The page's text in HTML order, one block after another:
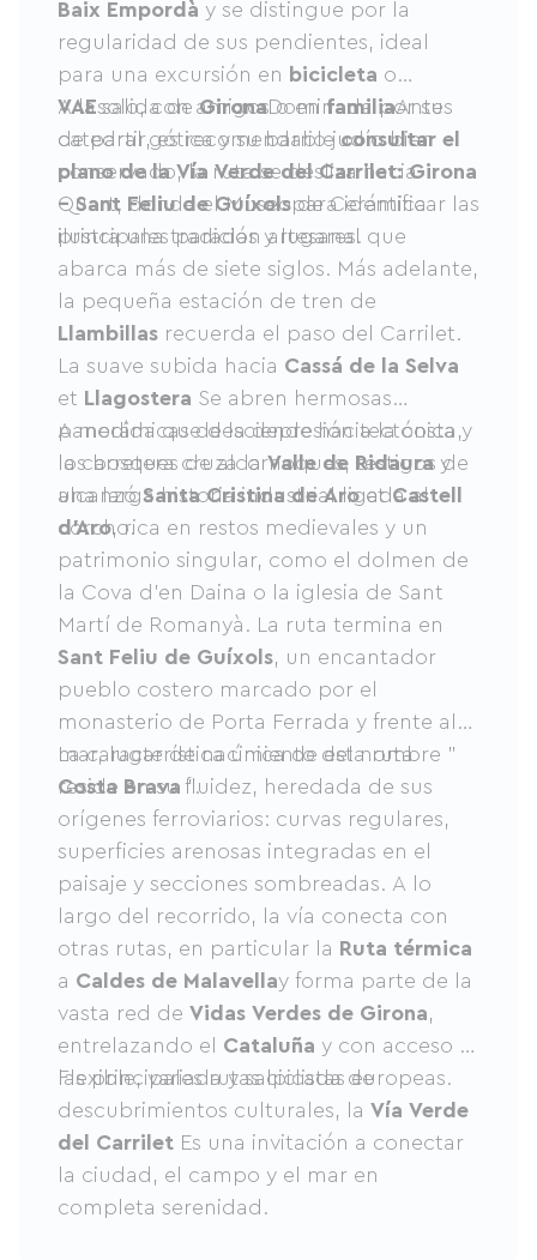
Baix Empordà y se distingue por la
regularidad de sus pendientes, ideal
para una excursión en bicicleta o
VAEsolo, con amigos o enfamiliaAntes
de partir, es recomendableconsultar el
plano de la Vía Verde del Carrilet: Girona
– Sant Feliu de Guíxolspara identificar las
principales paradas y lugares.
A la salida deGironaDominada por su
catedral gótica y su barrio judío bien
conservado, la ruta se desliza hacia
Quart, donde el Museo de Cerámica
ilustra una tradición artesanal que
abarca más de siete siglos. Más adelante,
la pequeña estación de tren de
Llambillas recuerda el paso del Carrilet.
La suave subida hacia Cassá de la Selva
et Llagostera Se abren hermosas
panorámicas de la depresión tectónica y
los bosques de alcornoques, testigos de
una larga historia industrial ligada al
corcho.
A medida que desciende hacia la costa,
la carretera cruza laValle de Ridauray
alcanzóSanta Cristina de AroetCastell
d'Aro, rica en restos medievales y un
patrimonio singular, como el dolmen de
la Cova d'en Daina o la iglesia de Sant
Martí de Romanyà. La ruta termina en
Sant Feliu de Guíxols , un encantador
pueblo costero marcado por el
monasterio de Porta Ferrada y frente al
mar, lugar de nacimiento del nombre "
Costa Brava ".
La característica única de esta ruta
reside en su fluidez, heredada de sus
orígenes ferroviarios: curvas regulares,
superficies arenosas integradas en el
paisaje y secciones sombreadas. A lo
largo del recorrido, la vía conecta con
otras rutas, en particular la Ruta térmica
a Caldes de Malavellay forma parte de la
vasta red de Vidas Verdes de Girona
entrelazando el Cataluña y con acceso a
las principales rutas ciclistas europeas.
Flexible, variada y salpicada de
descubrimientos culturales, la Vía Verde
del Carrilet Es una invitación a conectar
la ciudad, el campo y el mar en
completa serenidad.